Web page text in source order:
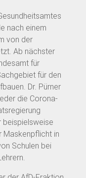
nach einem
von der
Ab nächster
für
für den
Dr. Pürner
die Corona-
beispielsweise
Maskenpflicht in
Schulen bei